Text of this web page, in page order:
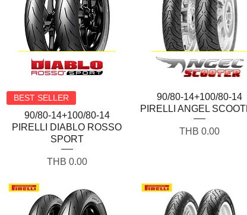
Quick View
BEST SELLER
90/80-14+100/80-14
PIRELLI DIABLO ROSSO
SPORT
Price
THB 0.00
Quick View
90/80-14+100/80-14
PIRELLI ANGEL
Price
THB 0.00